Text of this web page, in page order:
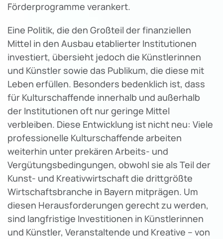
Förderprogramme verankert.
Eine Politik, die den Großteil der finanziellen
Mittel in den Ausbau etablierter Institutionen
investiert, übersieht jedoch die Künstlerinnen
und Künstler sowie das Publikum, die diese mit
Leben erfüllen. Besonders bedenklich ist, dass
für Kulturschaffende innerhalb und außerhalb
der Institutionen oft nur geringe Mittel
verbleiben. Diese Entwicklung ist nicht neu: Viele
professionelle Kulturschaffende arbeiten
weiterhin unter prekären Arbeits- und
Vergütungsbedingungen, obwohl sie als Teil der
Kunst- und Kreativwirtschaft die drittgrößte
Wirtschaftsbranche in Bayern mitprägen. Um
diesen Herausforderungen gerecht zu werden,
sind langfristige Investitionen in Künstlerinnen
und Künstler, Veranstaltende und Kreative – von